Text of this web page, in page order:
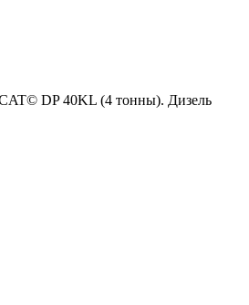
DP 40KL (4 тонны). Дизель